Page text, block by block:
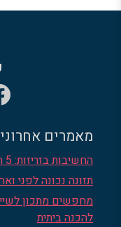
מאמרים
החשיבות בזריזות: 5 תרגילי זריזות שיהפכו אתכם לאלופים
תזונה נכונה לפני
להכנה ביתית